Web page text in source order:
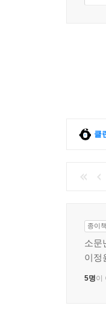
- 정보 분
- 가치 분
- 가치주
-
- 지금은
클
종이책
소문
이정
5명이